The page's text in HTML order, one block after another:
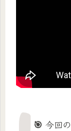
🎯 今回